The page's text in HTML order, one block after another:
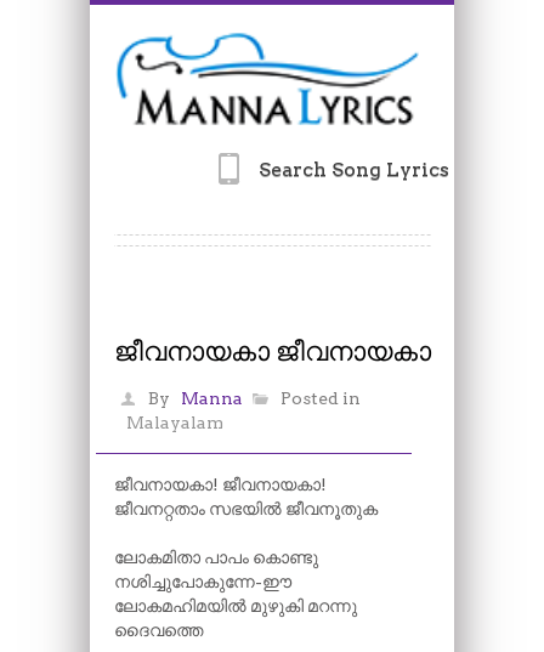
Search Song Lyrics
ജീവനായകാ ജീവനായകാ
By Manna
Posted in
Malayalam
ജീവനായകാ! ജീവനായകാ!
ജീവനറ്റതാം സഭയിൽ ജീവനൂതുക
ലോകമിതാ പാപം കൊണ്ടു
നശിച്ചുപോകുന്നേ-ഈ
ലോകമഹിമയിൽ മുഴുകി മറന്നു
ദൈവത്തെ